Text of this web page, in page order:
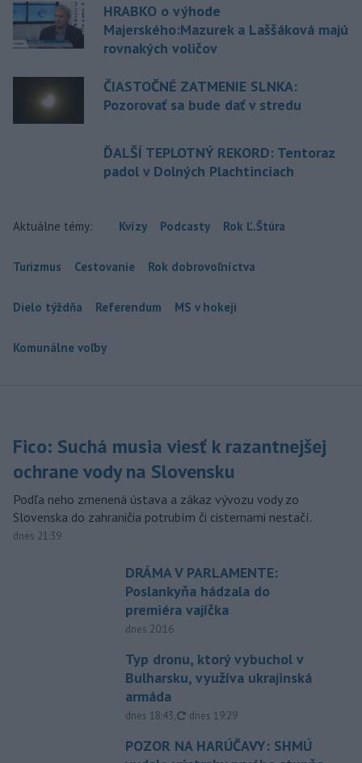
HRABKO o výhode
Majerského:Mazurek a Laššáková majú
rovnakých voličov
ČIASTOČNÉ ZATMENIE SLNKA:
Pozorovať sa bude dať v stredu
ĎALŠÍ TEPLOTNÝ REKORD: Tentoraz
padol v Dolných Plachtinciach
Aktuálne témy: Kvízy Podcasty Rok Ľ.Štúra
Turizmus Cestovanie Rok dobrovoľníctva
Dielo týždňa Referendum MS v hokeji
Komunálne voľby
Fico: Suchá musia viesť k razantnejšej
ochrane vody na Slovensku
Podľa neho zmenená ústava a zákaz vývozu vody zo
Slovenska do zahraničia potrubím či cisternami nestačí.
dnes 21:39
DRÁMA V PARLAMENTE:
Poslankyňa hádzala do
premiéra vajíčka
dnes 20:16
Typ dronu, ktorý vybuchol v
Bulharsku, využíva ukrajinská
armáda
dnes 18:43, aktualizované
dnes 19:29
POZOR NA HARÚČAVY: SHMÚ